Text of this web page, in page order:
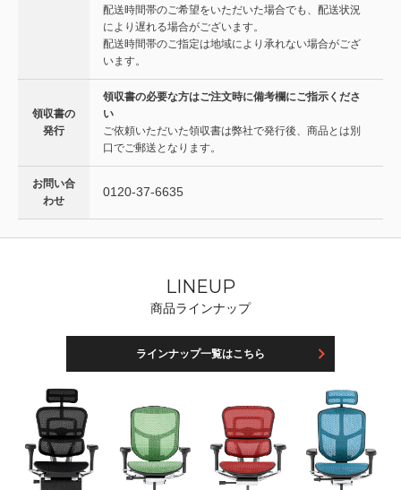
配送時間帯のご希望をいただいた場合でも、配送状況
により遅れる場合がございます。
配送時間帯のご指定は地域により承れない場合がござ
います。
領収書の
発行
領収書の必要な方はご注文時に備考欄にご指示くださ
い
ご依頼いただいた領収書は弊社で発行後、商品とは別
口でご郵送となります。
お問い合
わせ
0120-37-6635
LINEUP
商品ラインナップ
ラインナップ一覧はこちら